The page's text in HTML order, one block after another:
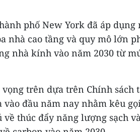
phố New York đã áp dụng
nhà cao tầng và quy mô lớn
nhà kính vào năm 2030 từ
vọng trên dựa trên Chính
vào đầu năm nay nhằm kêu
về thúc đẩy năng lượng sạch